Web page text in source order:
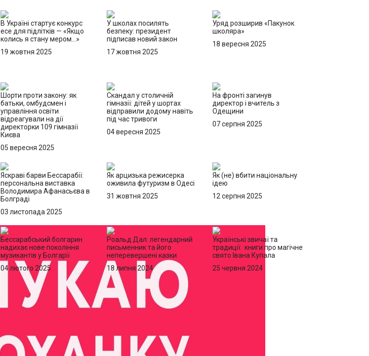
В Україні стартує конкурс
есе для підлітків — «Якщо
колись я стану мером…»
19 жовтня 2025
У школах посилять
безпеку: президент
підписав новий закон
17 жовтня 2025
Уряд розширив «Пакунок
школяра»
18 вересня 2025
Шорти проти закону: як
батьки, омбудсмен і
управління освіти
відреагували на дії
директорки 109 гімназії
Києва
05 вересня 2025
Скандал у столичній
гімназії: дітей у шортах
відправили додому навіть
під час тривоги
04 вересня 2025
На фронті загинув
директор і вчитель з
Одещини
07 серпня 2025
Яскраві барви Бессарабії:
персональна виставка
Володимира Афанасьєва в
Болграді
03 листопада 2025
Як арцизька режисерка
оживила футуризм в Одесі
31 жовтня 2025
Як (не) вбити національну
ідею
12 серпня 2025
Бессарабський болгарин
надихає нове покоління
музикантів у Болгарії
04 лютого 2025
Роальд Дал: легендарний
письменник та його
неперевершені казки
18 липня 2024
Українські звичаї та
традиції: книги про магічне
свято Івана Купала
25 червня 2024